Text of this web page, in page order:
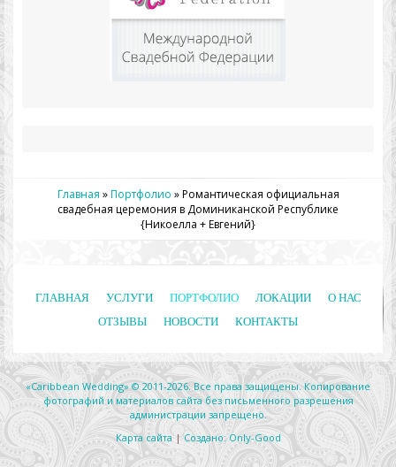
Главная »Портфолио »Романтическая официальная
свадебная церемония в Доминиканской Республике
{Никоелла + Евгений}
ГЛАВНАЯ УСЛУГИ ПОРТФОЛИО ЛОКАЦИИ
О НАС
ОТЗЫВЫ
НОВОСТИ КОНТАКТЫ
«Caribbean Wedding» © 2011-2026. Все права защищены. Копирование
фотографий и материалов сайта без письменного разрешения
администрации запрещено.
Карта сайта | Создано: Only-Good